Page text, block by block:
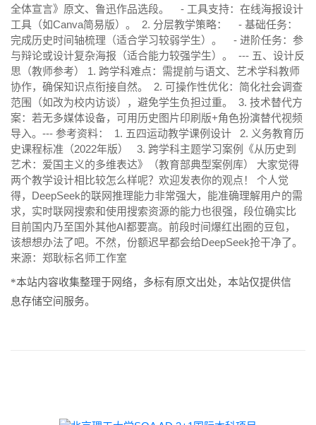
全体宣言》原文、鲁迅作品选段。 - 工具支持：在线海报设计
工具（如Canva简易版）。 2. 分层教学策略： - 基础任务：
完成历史时间轴梳理（适合学习较弱学生）。 - 进阶任务：参
与辩论或设计复杂海报（适合能力较强学生）。 --- 五、设计反
思（教师参考） 1. 跨学科难点：需提前与语文、艺术学科教师
协作，确保知识点衔接自然。 2. 可操作性优化：简化社会调查
范围（如改为校内访谈），避免学生负担过重。 3. 技术替代方
案：若无多媒体设备，可用历史图片印刷版+角色扮演替代视频
导入。--- 参考资料： 1. 五四运动教学课例设计 2. 义务教育历
史课程标准（2022年版） 3. 跨学科主题学习案例《从历史到
艺术：爱国主义的多维表达》（教育部典型案例库） 大家觉得
两个教学设计相比较怎么样呢？欢迎发表你的观点！ 个人觉
得，DeepSeek的联网推理能力非常强大，能准确理解用户的需
求，实时联网搜索和使用搜索资源的能力也很强，段位确实比
目前国内乃至国外其他AI都要高。前段时间爆红出圈的豆包，
该想想办法了吧。不然，份额迟早都会给DeepSeek抢干净了。
来源：郑耿标名师工作室
*本站内容收集整理于网络，多标有原文出处，本站仅提供信
息存储空间服务。